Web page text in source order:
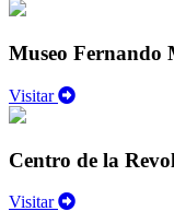
Museo Fernando
Visitar
Centro de la
Visitar